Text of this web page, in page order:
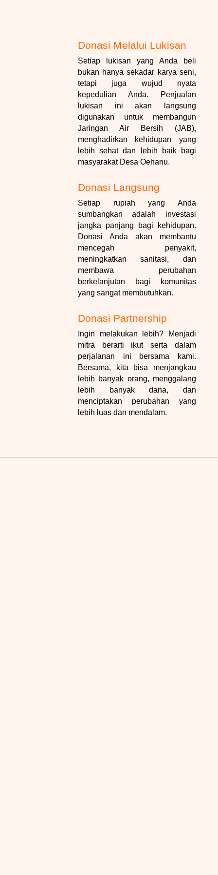
Donasi Melalui Lukisan
Setiap lukisan yang Anda beli
bukan hanya sekadar karya seni,
tetapi juga wujud nyata
kepedulian Anda. Penjualan
lukisan ini akan langsung
digunakan untuk membangun
Jaringan Air Bersih (JAB),
menghadirkan kehidupan yang
lebih sehat dan lebih baik bagi
masyarakat Desa Oehanu.
Donasi Langsung
Setiap rupiah yang Anda
sumbangkan adalah investasi
jangka panjang bagi kehidupan.
Donasi Anda akan membantu
mencegah penyakit,
meningkatkan sanitasi, dan
membawa perubahan
berkelanjutan bagi komunitas
yang sangat membutuhkan.
Donasi Partnership
Ingin melakukan lebih? Menjadi
mitra berarti ikut serta dalam
perjalanan ini bersama kami.
Bersama, kita bisa menjangkau
lebih banyak orang, menggalang
lebih banyak dana, dan
menciptakan perubahan yang
lebih luas dan mendalam.